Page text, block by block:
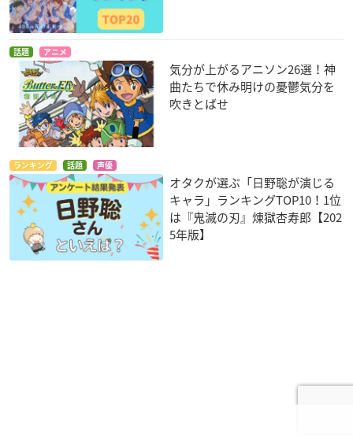
話題 アニメ
気分が上がるアニソン26選！神
曲たちで休み明けの憂鬱気分を
吹きとばせ
ランキング 話題 声優
オタクが選ぶ「日野聡が演じる
キャラ」ランキングTOP10！1位
は『鬼滅の刃』煉󠄁獄杏寿郎【202
5年版】